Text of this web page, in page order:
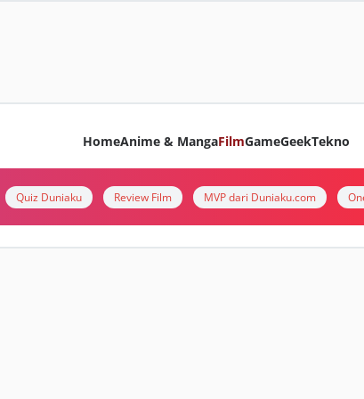
HomeAnime & MangaFilmGameGeekTekno
Quiz Duniaku Review Film MVP dari Duniaku.com